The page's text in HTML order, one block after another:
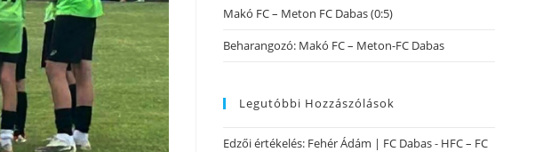
Makó FC – Meton FC Dabas (0:5)
Beharangozó: Makó FC – Meton-FC Dabas
Legutóbbi Hozzászólások
Edzői értékelés: Fehér Ádám | FC Dabas- HFC – FC